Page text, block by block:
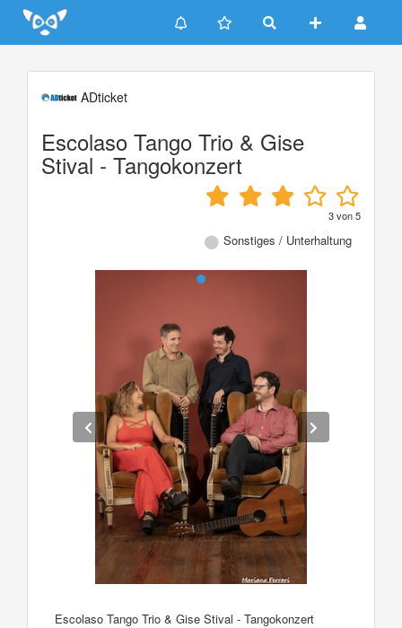
Update cookies preferences
ADticket
Escolaso Tango Trio & Gise
Stival - Tangokonzert
3von5
Sonstiges / Unterhaltung
Escolaso Tango Trio & Gise Stival - Tangokonzert